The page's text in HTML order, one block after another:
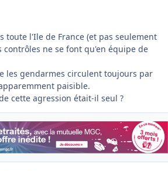
toute l'Ile de France (et pas seulement
contrôles ne se font qu'en équipe de
les gendarmes circulent toujours par
paisible.
cette agression était-il seul ?